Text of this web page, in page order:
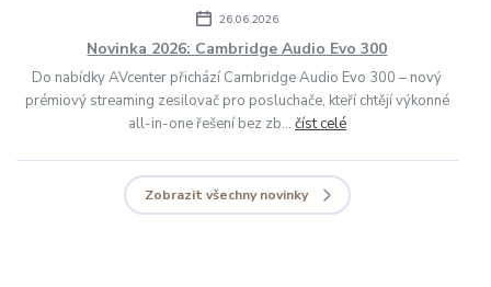
26.06.2026
Novinka 2026: Cambridge Audio Evo 300
Do nabídky AVcenter přichází Cambridge Audio Evo 300 – nový
prémiový streaming zesilovač pro posluchače, kteří chtějí výkonné
all-in-one řešení bez zb... číst celé
Zobrazit všechny novinky